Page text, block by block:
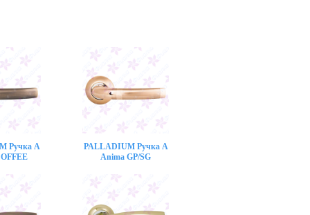
Ручка A
PALLADIUM Ручка A
Anima GP/SG